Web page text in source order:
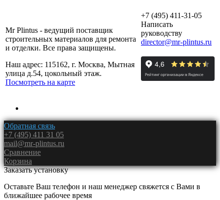
Mr Plintus - ведущий поставщик
строительных материалов для ремонта
и отделки. Все права защищены.
Наш адрес: 115162, г. Москва, Мытная
улица д.54, цокольный этаж.
Посмотреть на карте
+7 (495) 411-31-05
Написать
руководству
director@mr-plintus.ru
Обратная связь
+7 (495) 411 31 05
mail@mr-plintus.ru
Сравнение
Корзина
Заказать установку
Оставьте Ваш телефон и наш менеджер свяжется с Вами в
ближайшее рабочее время